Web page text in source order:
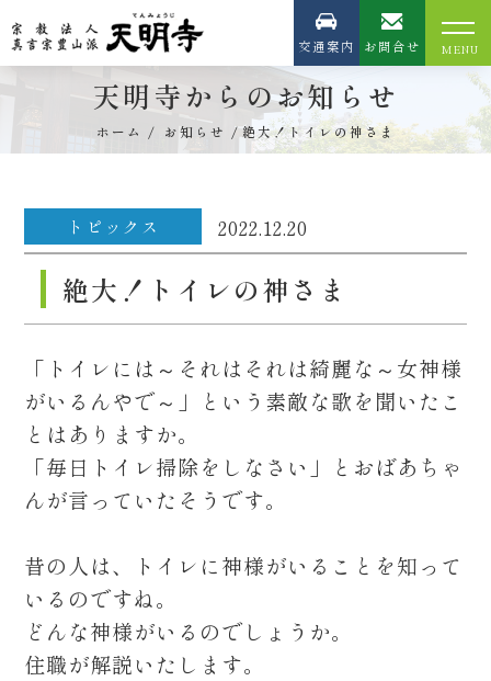
交通案内 お問合せ
天明寺からのお知らせ
ホーム お知らせ 絶大！トイレの神さま
トピックス 2022.12.20
絶大！トイレの神さま
「トイレには～それはそれは綺麗な～女神様
がいるんやで～」という素敵な歌を聞いたこ
とはありますか。
「毎日トイレ掃除をしなさい」とおばあちゃ
んが言っていたそうです。
昔の人は、トイレに神様がいることを知って
いるのですね。
どんな神様がいるのでしょうか。
住職が解説いたします。